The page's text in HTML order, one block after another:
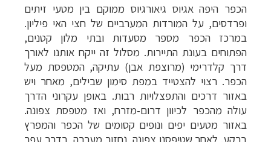
הכפר היפה אגיוס גיאורגיוס ממוקם בין מטעי זיתים
ופרדסים, על המורדות המערביים של חצי האי פיליון.
במרכז הכפר מספר מסעדות ובתי מלון קטנים,
הפתוחים בעונת התיירות. מסלול זה ייקח אותנו לאורך
דרך קלדרימי (מרוצפת אבן) עתיקה, המטפסת מעל
הכפר. רצוי להצטייד במפת סימון שבילים, מאחר ויש
באזור דרכים והתפצלויות רבות. באופן עקרוני הדרך
עולה מהכפר לכיוון דרום-מזרח, ואז מטפסת צפונה.
באזור מטעים יפים ונופים קסומים של הכפר והמפרץ
ברקע. לאחר שטיפסנו צפונה, נחזור מערבה, בדרך עפר